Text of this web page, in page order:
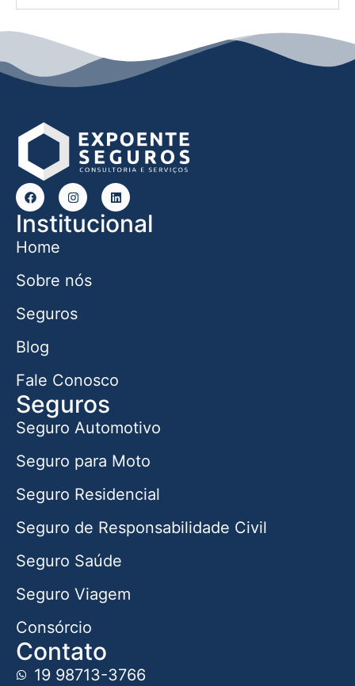
Institucional
Home
Sobre nós
Seguros
Blog
Fale Conosco
Seguros
Seguro Automotivo
Seguro para Moto
Seguro Residencial
Seguro de Responsabilidade Civil
Seguro Saúde
Seguro Viagem
Consórcio
Contato
19 98713-3766